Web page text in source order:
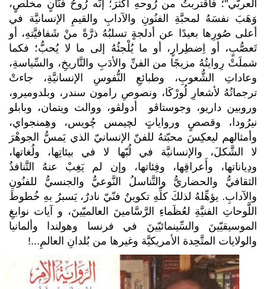
العربّي"؛ فاقتربتُ من رُوحهِ أكثرَ؛ إنَّه رُوحُ فنَّانٍ مخلصٍ،
وَهَبَ نفسَهُ لمحبَّةِ الفنُونِ والآدابِ والقيمِ الإنسانيَّة في
أعلى صُورِها بعيدًا عن أدلجةٍ تسلبُهُ ذرَّةً منْ شَفافيَّتهِ، أو
تَعصُّبٍ، أو اِضطِرارٍ، أو ما يُلْجئُهُ إلى ما لا يُحبُّ؛ فكما
شملَتْ رِوايتُهُ مزيجًا من الفنِّ والأدَبِ والتَّاريخِ، والسِّياسةِ،
وعاداتِ الشُّعوبِ، وطبائعِ النُّفوسِ الإنسانيَّةِ، جاءتْ
ترجماتُهُ لأشعارِ لُورْكَا، ونصوصِ رامون سندر، وبلدوميرو،
وروبين داريو، وجوستاڤو أدولڤو، ووالت ويتمان، وبابلو
نيرُودا، وقصصٍ ورواياتٍ لچيمس چُويس، وهِمنجواي،
وأمثالهم ليعكِسَ محبّتهُ للفنّ الإنسانيّ الذي يَمسُّ الجوهْرَ
لا الشَّكلَ، والإنسانيَّة في لُبّها لا في بيئاتِها، ولُغاتها،
ودِياناتها، وأَعراقِها، وفِئاتها، وإن لم يَغِبْ عنهُ التَّنافذُ
الثقافيُّ والحضاريُّ والتَّناسلُ النَّوعيُّ والجنسيُّ للفنُونِ
والآدابِ. يؤهِّلهُ لذلكَ كلِّهِ تكوينٌ فنّيّ نادرٌ، يَسبرُ بهِ خُطوطَ
اللَّوحاتِ الفنيَّةِ لعُظَماءِ الرَّسَّامينَ العالميّينَ، و آيات نوابغِ
الموسيقيّينَ والسِّينمائيّينَ في فرنسا وهولندا وألمانيا
والولايات المتَّحِدة الأمريكيَّة وغيرها من بُلدانِ العالمِ...!